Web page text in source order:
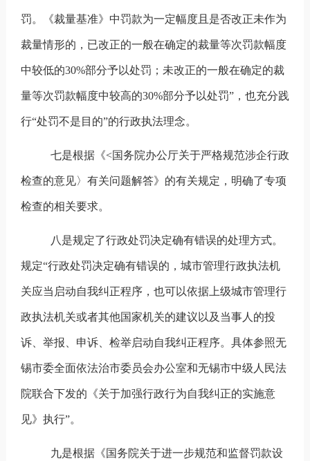
罚。《裁量基准》中罚款为一定幅度且是否改正未作为
裁量情形的，已改正的一般在确定的裁量等次罚款幅度
中较低的30%部分予以处罚；未改正的一般在确定的裁
量等次罚款幅度中较高的30%部分予以处罚”，也充分践
行“处罚不是目的”的行政执法理念。
七是根据《<国务院办公厅关于严格规范涉企行政
检查的意见〉有关问题解答》的有关规定，明确了专项
检查的相关要求。
八是规定了行政处罚决定确有错误的处理方式。
规定“行政处罚决定确有错误的，城市管理行政执法机
关应当启动自我纠正程序，也可以依据上级城市管理行
政执法机关或者其他国家机关的建议以及当事人的投
诉、举报、申诉、检举启动自我纠正程序。具体参照无
锡市委全面依法治市委员会办公室和无锡市中级人民法
院联合下发的《关于加强行政行为自我纠正的实施意
见》执行”。
九是根据《国务院关于进一步规范和监督罚款设